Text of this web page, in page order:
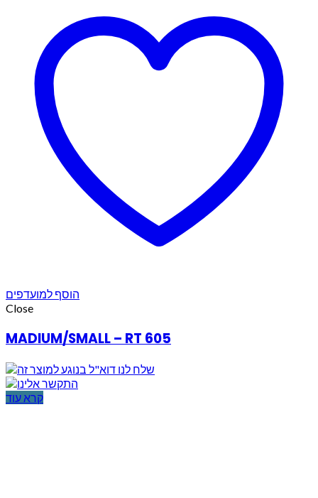
הוסף למועדפים
Close
MADIUM/SMALL – RT 605
קרא עוד